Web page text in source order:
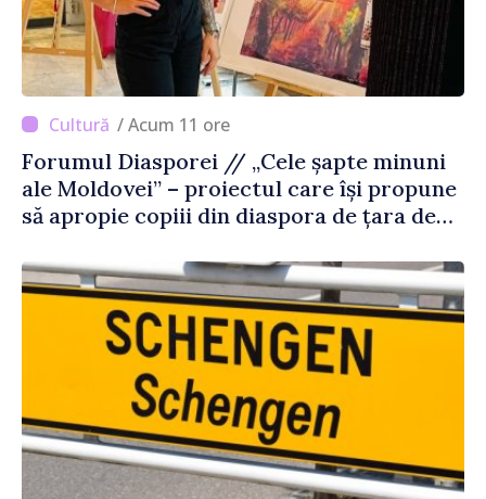
/ Acum 11 ore
Forumul Diasporei // „Cele șapte minuni
ale Moldovei” – proiectul care își propune
să apropie copiii din diaspora de țara de